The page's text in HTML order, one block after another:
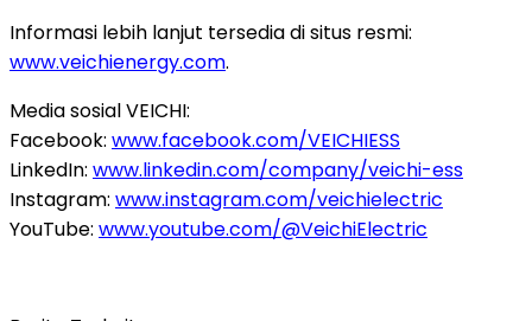
Informasi lebih lanjut tersedia di situs resmi:
www.veichienergy.com.
Media sosial VEICHI:
Facebook: www.facebook.com/VEICHIESS
LinkedIn: www.linkedin.com/company/veichi-ess
Instagram: www.instagram.com/veichielectric
YouTube: www.youtube.com/@VeichiElectric